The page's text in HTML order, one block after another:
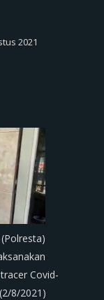
2021
Covid-
8/2021)